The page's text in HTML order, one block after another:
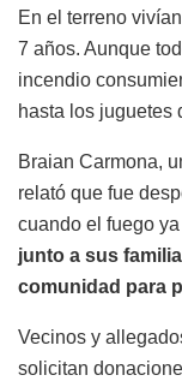
En el terreno
7 años. Aunque
incendio
hasta los juguetes
Braian Carmona,
relató que fue
cuando el fuego
junto a sus
comunidad para
Vecinos y
solicitan